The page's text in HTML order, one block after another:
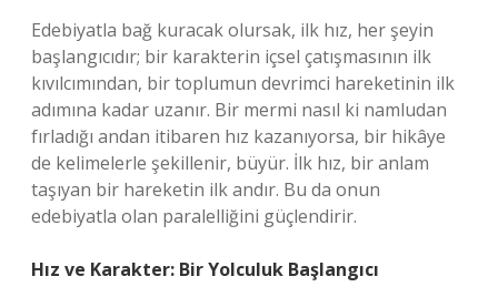
Edebiyatla bağ kuracak olursak, ilk hız, her şeyin
başlangıcıdır; bir karakterin içsel çatışmasının ilk
kıvılcımından, bir toplumun devrimci hareketinin ilk
adımına kadar uzanır. Bir mermi nasıl ki namludan
fırladığı andan itibaren hız kazanıyorsa, bir hikâye
de kelimelerle şekillenir, büyür. İlk hız, bir anlam
taşıyan bir hareketin ilk andır. Bu da onun
edebiyatla olan paralelliğini güçlendirir.
Hız ve Karakter: Bir Yolculuk Başlangıcı